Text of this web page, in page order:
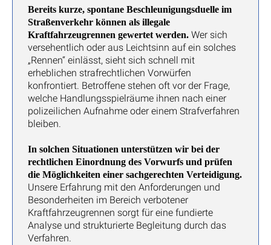
Bereits kurze, spontane Beschleunigungsduelle im
Straßenverkehr können als illegale
Kraftfahrzeugrennen gewertet werden. Wer sich
versehentlich oder aus Leichtsinn auf ein solches
„Rennen“ einlässt, sieht sich schnell mit
erheblichen strafrechtlichen Vorwürfen
konfrontiert. Betroffene stehen oft vor der Frage,
welche Handlungsspielräume ihnen nach einer
polizeilichen Aufnahme oder einem Strafverfahren
bleiben.
In solchen Situationen unterstützen wir bei der
rechtlichen Einordnung des Vorwurfs und prüfen
die Möglichkeiten einer sachgerechten Verteidigung.
Unsere Erfahrung mit den Anforderungen und
Besonderheiten im Bereich verbotener
Kraftfahrzeugrennen sorgt für eine fundierte
Analyse und strukturierte Begleitung durch das
Verfahren.